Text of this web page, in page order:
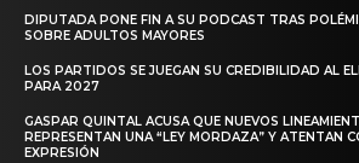
DIPUTADA PONE FIN A SU PODCAST TRAS
SOBRE ADULTOS MAYORES
LOS PARTIDOS SE JUEGAN SU CREDIBILIDAD AL
PARA 2027
GASPAR QUINTAL ACUSA QUE NUEVOS
REPRESENTAN UNA “LEY MORDAZA” Y ATENTAN
EXPRESIÓN